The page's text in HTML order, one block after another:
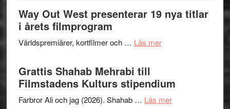
Way Out West presenterar 19 nya titlar
i årets filmprogram
Världspremiärer, kortfilmer och … Läs merom
presenterar
19
Grattis Shahab Mehrabi till
Filmstadens Kulturs stipendium
Farbror Ali och jag (2026). Shahab … Läs merom